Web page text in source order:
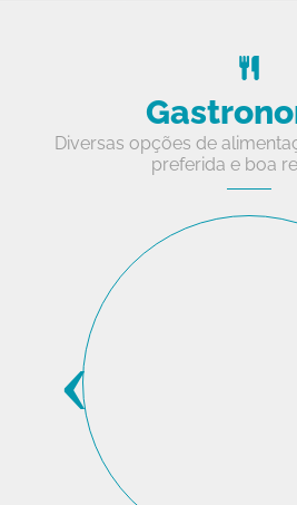
Diversas opções de
preferida e boa
‹